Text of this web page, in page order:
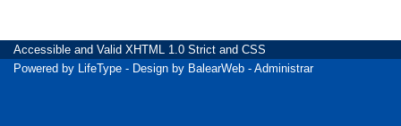
Accessible and Valid XHTML 1.0 Strict and CSS
Powered by LifeType - Design by BalearWeb - Administrar